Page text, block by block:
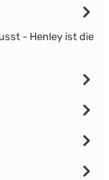
- Henley ist die